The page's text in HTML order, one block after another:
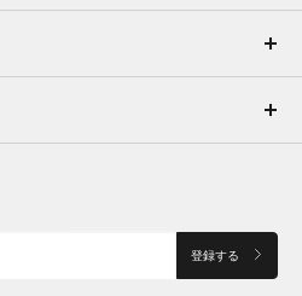
登録する